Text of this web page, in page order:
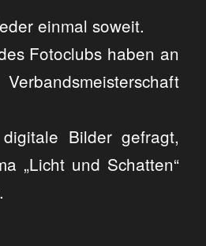
einmal soweit.
Fotoclubs haben an
Bilder gefragt,
„Licht und Schatten“